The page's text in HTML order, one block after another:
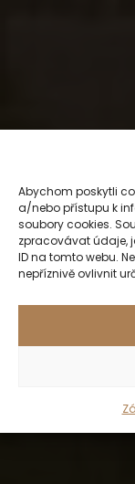
Abychom poskytli
a/nebo přístupu k
soubory cookies.
zpracovávat údaje,
ID na tomto webu.
nepříznivě ovlivnit